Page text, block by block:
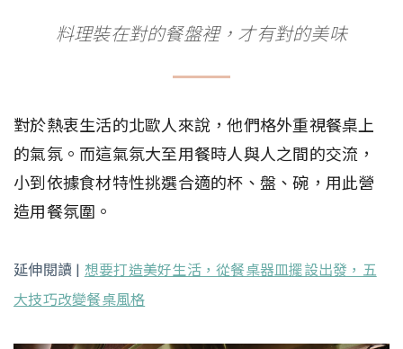
料理裝在對的餐盤裡，才有對的美味
對於熱衷生活的北歐人來說，他們格外重視餐桌上
的氣氛。而這氣氛大至用餐時人與人之間的交流，
小到依據食材特性挑選合適的杯、盤、碗，用此營
造用餐氛圍。
延伸閱讀 | 想要打造美好生活，從餐桌器皿擺設出發，五
大技巧改變餐桌風格